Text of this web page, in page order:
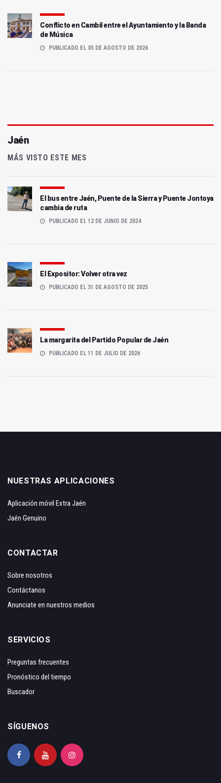
Conflicto en Cambil entre el Ayuntamiento y la Banda
de Música
PUBLICADO EL 05 DE AGOSTO DE 2026
Jaén
MÁS VISTO ESTE MES
El bus entre Jaén, Puente de la Sierra y Puente Jontoya
cambia de ruta
PUBLICADO EL 12 DE JUNIO DE 2024
El Expositor: Volver otra vez
PUBLICADO EL 31 DE AGOSTO DE 2025
La margarita del Partido Popular de Jaén
PUBLICADO EL 11 DE JULIO DE 2026
NUESTRAS APLICACIONES
Aplicación móvil Extra Jaén
Jaén Genuino
CONTACTAR
Sobre nosotros
Contáctanos
Anunciate en nuestros medios
SERVICIOS
Preguntas frecuentes
Pronóstico del tiempo
Buscador
SÍGUENOS